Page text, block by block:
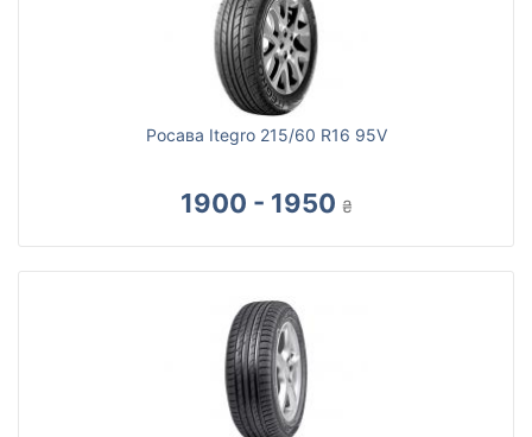
Росава Itegro 215/60 R16 95V
1900 - 1950 ₴